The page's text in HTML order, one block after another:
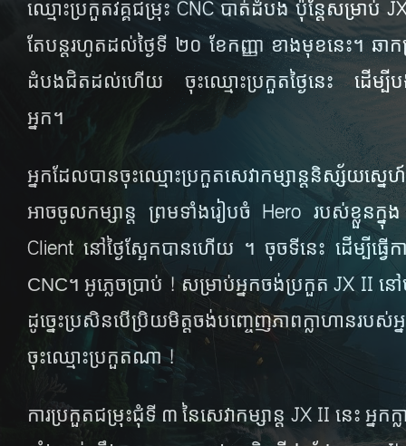
ឈ្មោះ​ប្រកួត​វគ្គ​ជម្រុះ​ CNC បាត់​ដំបង ប៉ុន្តែ​សម្រាប់
តែ​បន្ត​រហូត​ដល់​ថ្ងៃ​ទី ២០ ខែ​កញ្ញា​ ខាង​មុខ​នេះ។ ឆាក​​
ដំបង​ជិត​ដល់​ហើយ ចុះ​ឈ្មោះ​ប្រកួត​ថ្ងៃ​នេះ ដើម្បី​បង្
អ្នក។
អ្នក​ដែល​បាន​ចុះ​ឈ្មោះ​ប្រកួត​សេវា​កម្សាន្ត​និស្ស័យ​ស្
អាច​ចូល​កម្សាន្ត​ ព្រម​ទាំង​រៀប​ចំ Heroរបស់​ខ្លួន​ក្នុ
Client ​នៅ​ថ្ងៃ​ស្អែក​បាន​ហើយ​ ។ចុច​ទី​នេះ​ ដើម្បី​ធ្វ
CNC។ អូ​ភ្លេច​ប្រាប់ !សម្រាប់​អ្នក​ចង់​ប្រកួតJX II នៅ​
ដូច្នេះ​ប្រសិនបើ​ប្រិយមិត្ត​ចង់​បញ្ចេញ​ភាព​ក្លាហាន​របស់​
ចុះ​ឈ្មោះ​ប្រកួត​ណា!
ការ​ប្រកួត​ជម្រុះ​ជុំ​ទី ៣ នៃ​សេវា​កម្សាន្ត​ JX II​ នេះ​ អ្នក​